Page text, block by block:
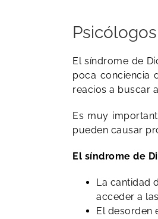
​El síndrome de
poca conciencia
reacios a buscar
Es muy
pueden causar
El síndrome de
La cantidad
acceder a
El desorden